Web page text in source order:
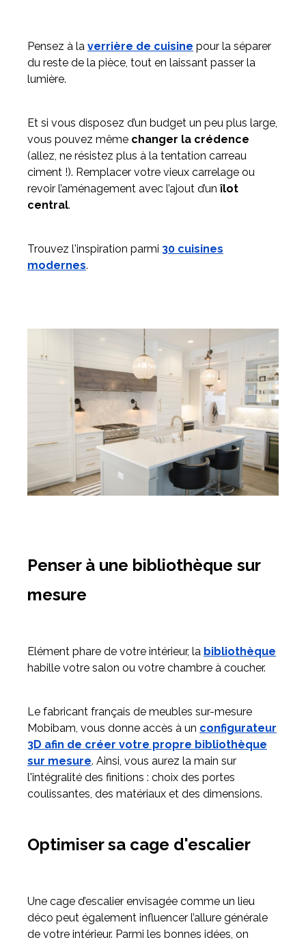
Pensez à la verrière de cuisine pour la séparer
du reste de la pièce, tout en laissant passer la
lumière.
Et si vous disposez d’un budget un peu plus large,
vous pouvez même changer la crédence
(allez, ne résistez plus à la tentation carreau
ciment !). Remplacer votre vieux carrelage ou
revoir l’aménagement avec l’ajout d’unîlot
central.
Trouvez l'inspiration parmi 30 cuisines
modernes.
Penser à une bibliothèque sur
mesure
Elément phare de votre intérieur, la bibliothèque
habille votre salon ou votre chambre à coucher.
Le fabricant français de meubles sur-mesure
Mobibam, vous donne accès à un configurateur
3D afin de créer votre propre bibliothèque
sur mesure. Ainsi, vous aurez la main sur
l'intégralité des finitions : choix des portes
coulissantes, des matériaux et des dimensions.
Optimiser sa cage d'escalier
Une cage d’escalier envisagée comme un lieu
déco peut également influencer l’allure générale
de votre intérieur. Parmi les bonnes idées, on